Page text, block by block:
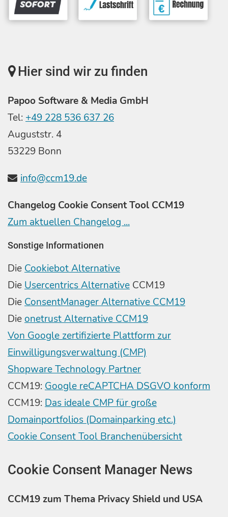
Hier sind wir zu finden
Papoo Software & Media GmbH
Tel: +49 228 536 637 26
Auguststr. 4
53229 Bonn
info@ccm19.de
Changelog Cookie Consent Tool CCM19
Zum aktuellen Changelog ...
Sonstige Informationen
Die Cookiebot Alternative
Die Usercentrics Alternative CCM19
Die ConsentManager Alternative CCM19
Die onetrust Alternative CCM19
Von Google zertifizierte Plattform zur
Einwilligungsverwaltung (CMP)
Shopware Technology Partner
CCM19: Google reCAPTCHA DSGVO konform
CCM19: Das ideale CMP für große
Domainportfolios (Domainparking etc.)
Cookie Consent Tool Branchenübersicht
Cookie Consent Manager News
CCM19 zum Thema Privacy Shield und USA